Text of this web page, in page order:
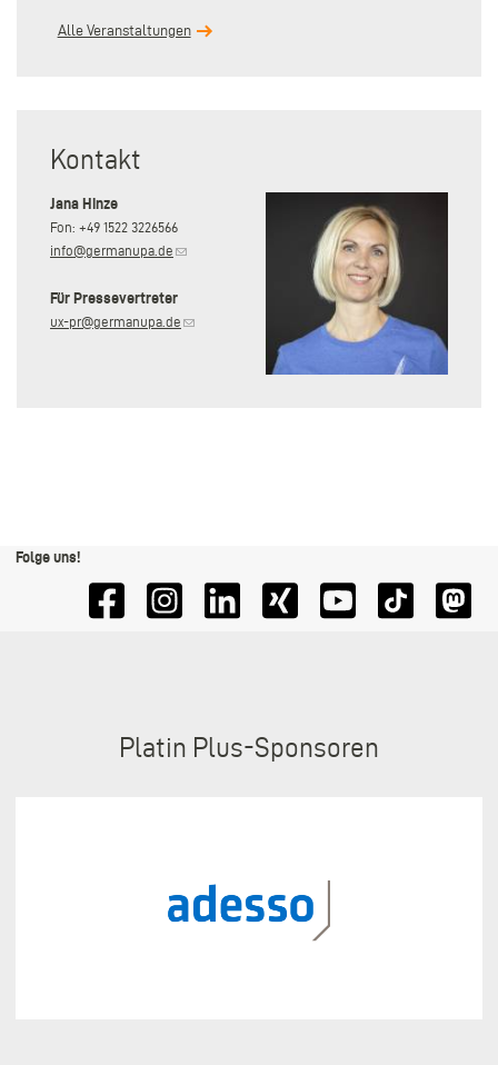
Alle Veranstaltungen
Kontakt
Jana Hinze
Fon: +49 1522 3226566
info@germanupa.de (Link sendet E-Mail)
Für Pressevertreter
ux-pr@germanupa.de (Link sendet E-Mail)
Folge uns!
Platin Plus